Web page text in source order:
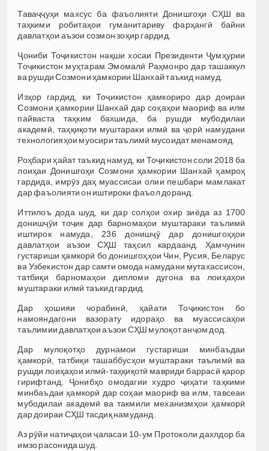
Таваҷҷуҳи махсус ба фаъолияти Донишгоҳи СҲШ ва
таҳкими робитаҳои гуманитариву фарҳангӣ байни
давлатҳои аъзои созмон зоҳир гардид.
Ҷониби Тоҷикистон нақши хосаи Президенти Ҷумҳурии
Тоҷикистон муҳтарам Эмомалӣ Раҳмонро дар ташаккул
ва рушди Созмони ҳамкории Шанхай таъкид намуд.
Изҳор гардид, ки Тоҷикистон ҳамкориро дар доираи
Созмони ҳамкории Шанхай дар соҳаҳои маориф ва илм
пайваста таҳким бахшида, ба рушди мубодилаи
академӣ, таҳқиқоти муштараки илмӣ ва ҷорӣ намудани
технологияҳои муосири таълимӣ мусоидат менамояд.
Роҳбари ҳайат таъкид намуд, ки Тоҷикистон соли 2018 ба
лоиҳаи Донишгоҳи Созмони ҳамкории Шанхай ҳамроҳ
гардида, имрӯз даҳ муассисаи олии пешбари мамлакат
дар фаъолияти он иштироки фаъол доранд.
Иттилоъ дода шуд, ки дар солҳои охир зиёда аз 1700
донишҷӯи тоҷик дар барномаҳои муштараки таълимӣ
иштирок намуда, 236 донишҷӯ дар донишгоҳҳои
давлатҳои аъзои СҲШ таҳсил кардаанд. Ҳамчунин
густариши ҳамкорӣ бо донишгоҳҳои Чин, Русия, Беларус
ва Узбекистон дар самти омода намудани мутахассисон,
татбиқи барномаҳои дипломи дугона ва лоиҳаҳои
муштараки илмӣ таъкид гардид.
Дар ҳошияи чорабинӣ, ҳайати Тоҷикистон бо
намояндагони вазорату идораҳо ва муассисаҳои
таълимии давлатҳои аъзои СҲШ мулоқот анҷом дод.
Дар мулоқотҳо дурнамои густариши минбаъдаи
ҳамкорӣ, татбиқи ташаббусҳои муштараки таълимӣ ва
рушди лоиҳаҳои илмӣ-таҳқиқотӣ мавриди баррасӣ қарор
гирифтанд. Ҷонибҳо омодагии худро ҷиҳати таҳкими
минбаъдаи ҳамкорӣ дар соҳаи маориф ва илм, тавсеаи
мубодилаи академӣ ва такмили механизмҳои ҳамкорӣ
дар доираи СҲШ тасдиқ намуданд.
Аз рӯйи натиҷаҳои ҷаласаи 10-ум Протоколи дахлдор ба
имзо расонида шуд.